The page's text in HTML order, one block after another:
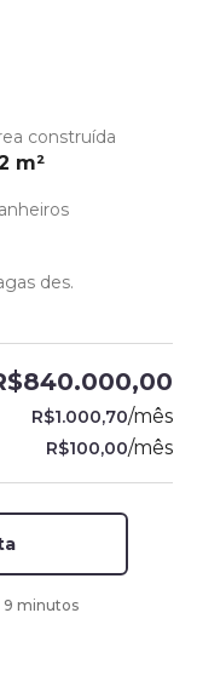
construída
m²
des.
R$1.000,70/mês
R$100,00/mês
9 minutos